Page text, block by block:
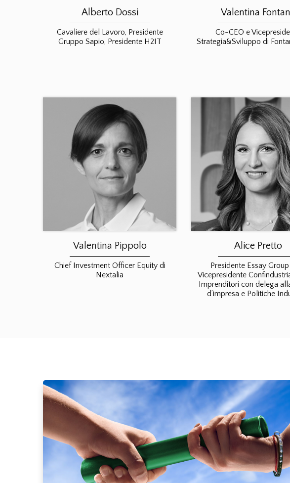
Alberto Dossi
Cavaliere del Lavoro, Presidente
Gruppo Sapio, Presidente H2IT
Valentina
Co-CEO e
Strategia&Sviluppo di
Valentina Pippolo
Chief Investment Officer Equity di
Nextalia
Alice Pretto
Presidente Essay Group
Vicepresidente
Imprenditori con delega
d’impresa e Politiche